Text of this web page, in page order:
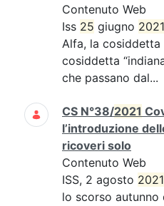
Contenuto Web
Iss 25 giugno 2021
Alfa, la cosiddetta
cosiddetta
che passano dal...
CS N°38/2021
l’introduzione
ricoveri solo
Contenuto Web
ISS, 2 agosto 2021
lo scorso autunno